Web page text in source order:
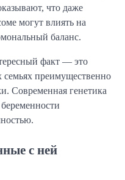
что даже
могут влиять на
баланс.
факт — это
семьях преимущественно
Современная генетика
с ней